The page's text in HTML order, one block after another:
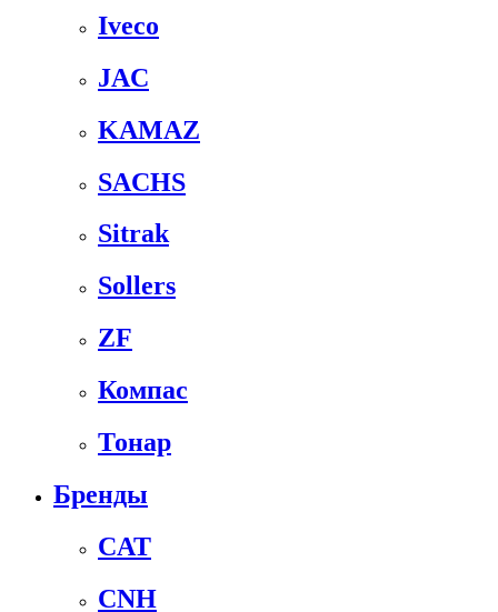
Iveco
JAC
KAMAZ
SACHS
Sitrak
Sollers
ZF
Компас
Тонар
Бренды
CAT
CNH